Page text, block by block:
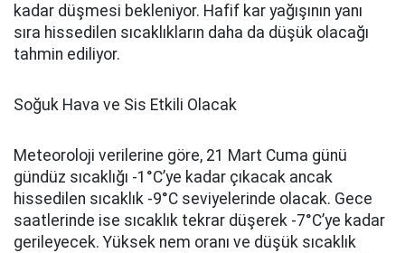
kadar düşmesi bekleniyor. Hafif kar yağışının yanı
sıra hissedilen sıcaklıkların daha da düşük olacağı
tahmin ediliyor.
Soğuk Hava ve Sis Etkili Olacak
Meteoroloji verilerine göre, 21 Mart Cuma günü
gündüz sıcaklığı -1°C’ye kadar çıkacak ancak
hissedilen sıcaklık -9°C seviyelerinde olacak. Gece
saatlerinde ise sıcaklık tekrar düşerek -7°C’ye kadar
gerileyecek. Yüksek nem oranı ve düşük sıcaklık